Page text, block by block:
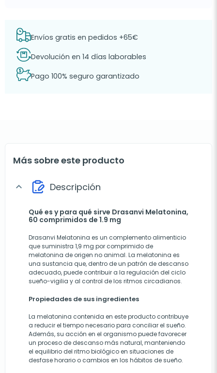
Envíos gratis en pedidos +65€
Devolución en 14 días laborables
Pago 100% seguro garantizado
Más sobre este producto
expand_more Descripción
Qué es y para qué sirve Drasanvi Melatonina,
60 comprimidos de 1.9 mg
Drasanvi Melatonina es un complemento alimenticio
que suministra 1,9 mg por comprimido de
melatonina de origen no animal. La melatonina es
una sustancia que, dentro de un patrón de descanso
adecuado, puede contribuir a la regulación del ciclo
sueño-vigilia y al control de los ritmos circadianos.
Propiedades de sus ingredientes
La melatonina contenida en este producto contribuye
a reducir el tiempo necesario para conciliar el sueño.
Además, su acción en el organismo puede favorecer
un proceso de descanso más natural, manteniendo
el equilibrio del ritmo biológico en situaciones de
desfase horario o cambios en los hábitos de sueño.